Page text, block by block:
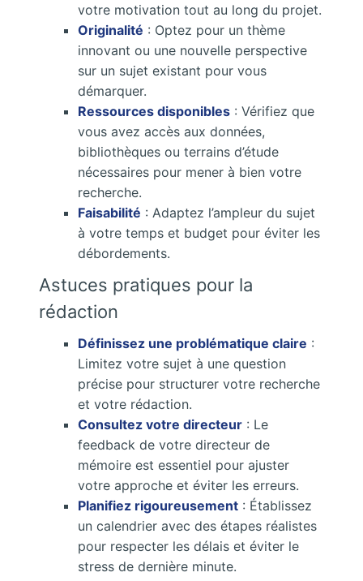
votre motivation tout au long du projet.
Originalité : Optez pour un thème
innovant ou une nouvelle perspective
sur un sujet existant pour vous
démarquer.
Ressources disponibles : Vérifiez que
vous avez accès aux données,
bibliothèques ou terrains d’étude
nécessaires pour mener à bien votre
recherche.
Faisabilité : Adaptez l’ampleur du sujet
à votre temps et budget pour éviter les
débordements.
Astuces pratiques pour la
rédaction
Définissez une problématique claire :
Limitez votre sujet à une question
précise pour structurer votre recherche
et votre rédaction.
Consultez votre directeur : Le
feedback de votre directeur de
mémoire est essentiel pour ajuster
votre approche et éviter les erreurs.
Planifiez rigoureusement : Établissez
un calendrier avec des étapes réalistes
pour respecter les délais et éviter le
stress de dernière minute.